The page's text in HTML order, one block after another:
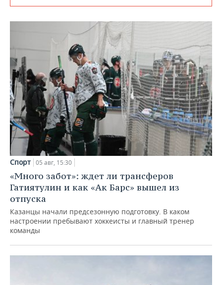
Спорт 05 авг, 15:30
«Много забот»: ждет ли трансферов
Гатиятулин и как «Ак Барс» вышел из
отпуска
Казанцы начали предсезонную подготовку. В каком
настроении пребывают хоккеисты и главный тренер
команды